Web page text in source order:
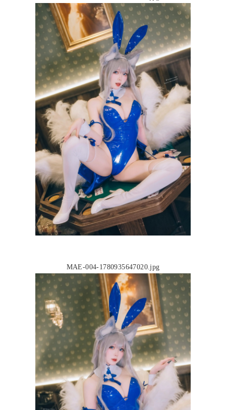
MAE-004-1780935647020.jpg